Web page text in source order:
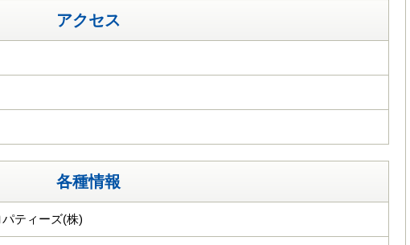
アクセス
各種情報
パティーズ(株)